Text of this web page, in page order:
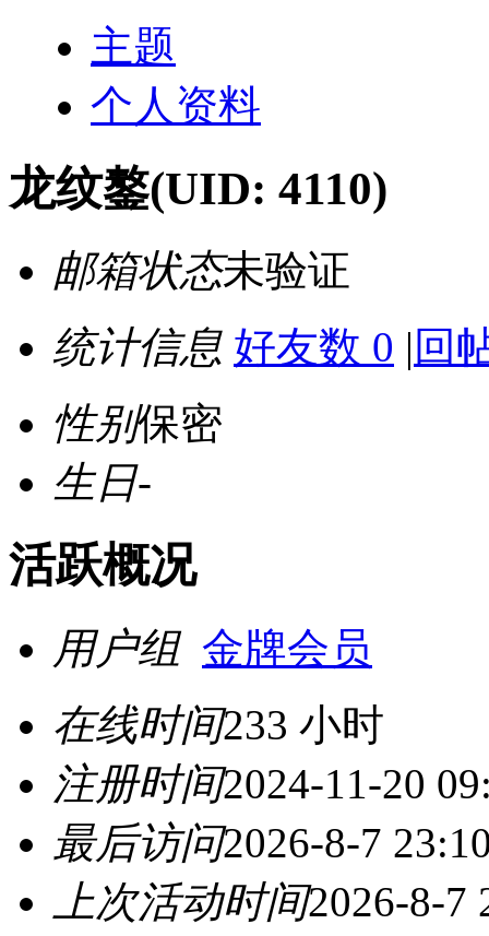
主题
个人资料
龙纹鏊(UID: 4110)
邮箱状态未验证
统计信息 好友数 0 | 回
性别保密
生日-
活跃概况
用户组 金牌会员
在线时间233 小时
注册时间2024-11-20
最后访问2026-8-7
上次活动时间2026-8-7